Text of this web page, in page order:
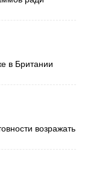
в Британии
возражать